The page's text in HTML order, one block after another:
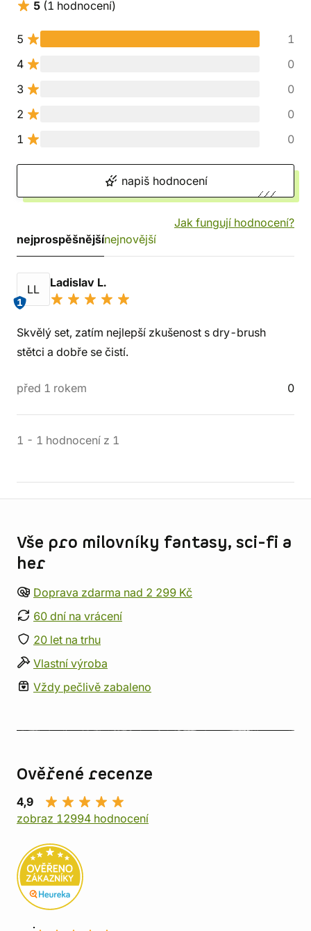
5 (1 hodnocení)
5
1
4
0
3
0
2
0
1
0
napiš hodnocení
Jak fungují hodnocení?
nejprospěšnějšínejnovější
LL
1
Ladislav L.
Skvělý set, zatím nejlepší zkušenost s dry-brush
stětci a dobře se čistí.
před 1 rokem 0
1 - 1 hodnocení z 1
Vše pro milovníky fantasy, sci-fi a
her
Doprava zdarma nad 2 299 Kč
60 dní na vrácení
20 let na trhu
Vlastní výroba
Vždy pečlivě zabaleno
Ověřené recenze
4,9
zobraz 12994 hodnocení